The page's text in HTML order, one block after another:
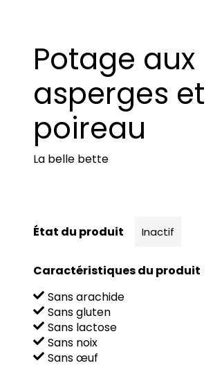
Potage aux
asperges et
poireau
La belle bette
État du produit Inactif
Caractéristiques du produit
Sans arachide
Sans gluten
Sans lactose
Sans noix
Sans œuf